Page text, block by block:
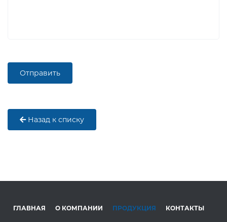
Назад к списку
ГЛАВНАЯ О КОМПАНИИ ПРОДУКЦИЯ КОНТАКТЫ